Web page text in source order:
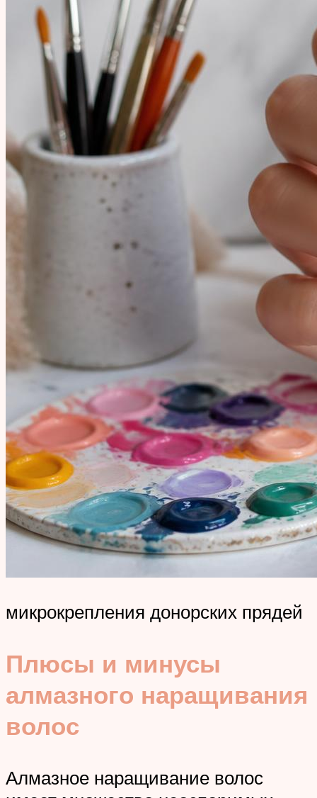
микрокрепления донорских прядей
Плюсы и минусы
алмазного наращивания
волос
Алмазное наращивание волос